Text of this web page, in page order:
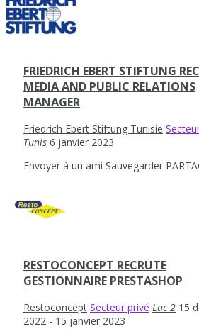
FRIEDRICH EBERT STIFTUNG
MEDIA AND PUBLIC RELATIONS
MANAGER
Friedrich Ebert Stiftung Tunisie
Tunis 6 janvier 2023
Envoyer à un ami Sauvegarder
RESTOCONCEPT RECRUTE
GESTIONNAIRE PRESTASHOP
Restoconcept Secteur privé Lac 2 15
2022 - 15 janvier 2023